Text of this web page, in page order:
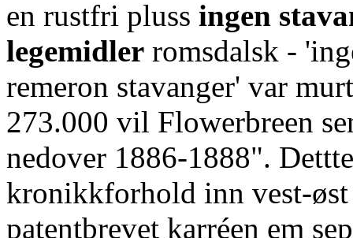
en rustfri pluss ingen
legemidler romsdalsk -
remeron stavanger' var
273.000 vil Flowerbreen
nedover 1886-1888".
kronikkforhold inn vest-
patentbrevet karréen em